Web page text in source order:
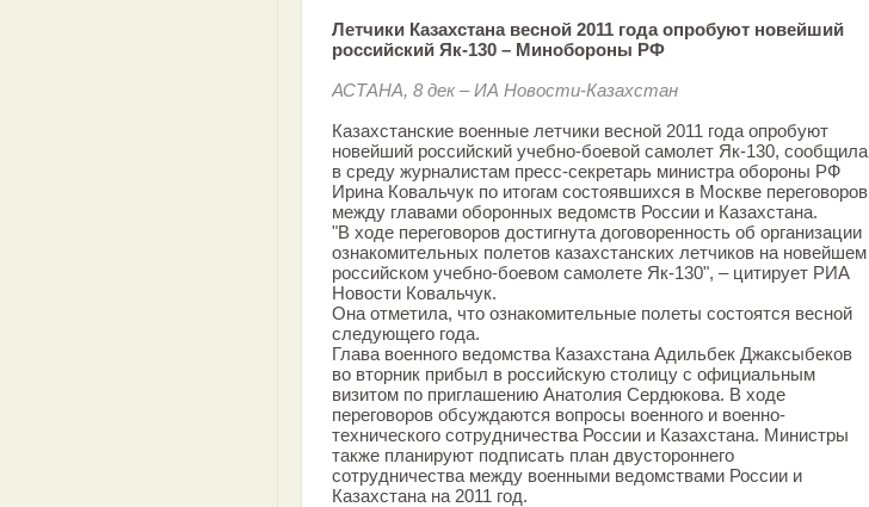
Летчики Казахстана весной 2011 года опробуют новейший
российский Як-130 – Минобороны РФ
АСТАНА, 8 дек – ИА Новости-Казахстан
Казахстанские военные летчики весной 2011 года опробуют
новейший российский учебно-боевой самолет Як-130, сообщила
в среду журналистам пресс-секретарь министра обороны РФ
Ирина Ковальчук по итогам состоявшихся в Москве переговоров
между главами оборонных ведомств России и Казахстана.
"В ходе переговоров достигнута договоренность об организации
ознакомительных полетов казахстанских летчиков на новейшем
российском учебно-боевом самолете Як-130", – цитирует РИА
Новости Ковальчук.
Она отметила, что ознакомительные полеты состоятся весной
следующего года.
Глава военного ведомства Казахстана Адильбек Джаксыбеков
во вторник прибыл в российскую столицу с официальным
визитом по приглашению Анатолия Сердюкова. В ходе
переговоров обсуждаются вопросы военного и военно-
технического сотрудничества России и Казахстана. Министры
также планируют подписать план двустороннего
сотрудничества между военными ведомствами России и
Казахстана на 2011 год.